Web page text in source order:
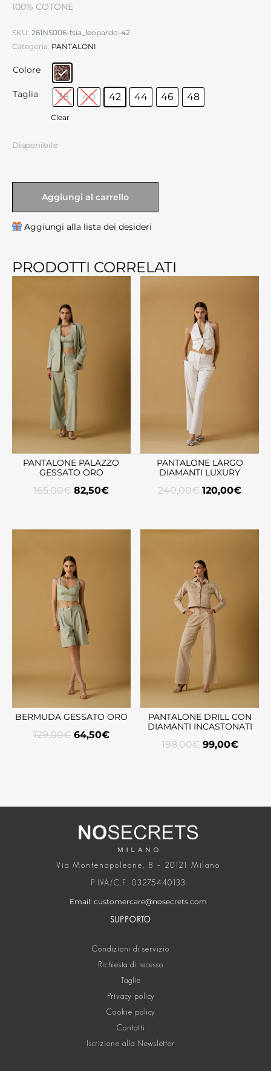
100% COTONE
SKU: 261NS006-fsia_leopardo-42
Categoria: PANTALONI
Colore
Taglia 38 40 42 44 46 48
Clear
Disponibile
Aggiungi al carrello
Aggiungi alla lista dei desideri
PRODOTTI CORRELATI
PANTALONE PALAZZO
GESSATO ORO
165,00€ 82,50€
PANTALONE LARGO
DIAMANTI LUXURY
240,00€ 120,00€
BERMUDA GESSATO ORO
129,00€ 64,50€
PANTALONE DRILL CON
DIAMANTI INCASTONATI
198,00€ 99,00€
Via Montenapoleone, 8 – 20121 Milano
P.IVA/C.F. 03275440133
Email: customercare@nosecrets.com
SUPPORTO
Condizioni di servizio
Richiesta di recesso
Taglie
Privacy policy
Cookie policy
Contatti
Iscrizione alla Newsletter